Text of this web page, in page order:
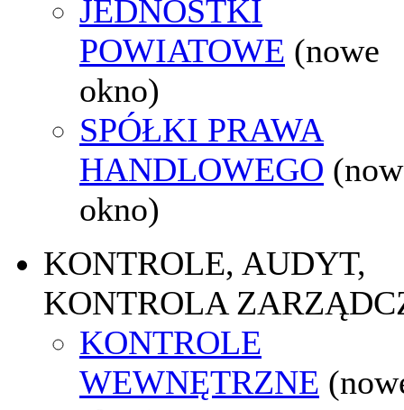
JEDNOSTKI
POWIATOWE (nowe
okno)
SPÓŁKI PRAWA
HANDLOWEGO
okno)
KONTROLE, AUDYT,
KONTROLA
KONTROLE
WEWNĘTRZNE